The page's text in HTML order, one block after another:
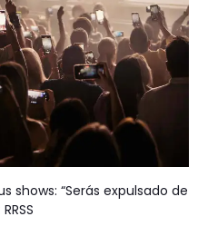
shows: “Serás expulsado de